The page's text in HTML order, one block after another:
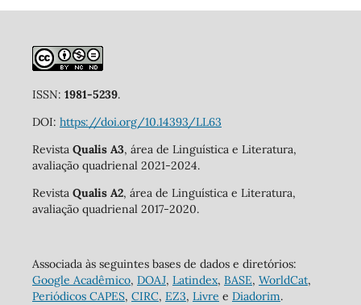
ISSN: 1981-5239.
DOI: https://doi.org/10.14393/LL63
Revista Qualis A3, área de Linguística e Literatura,
avaliação quadrienal 2021-2024.
Revista Qualis A2, área de Linguística e Literatura,
avaliação quadrienal 2017-2020.
Associada às seguintes bases de dados e diretórios:
Google Acadêmico, DOAJ, Latindex, BASE, WorldCat,
Periódicos CAPES, CIRC, EZ3, Livre e Diadorim.